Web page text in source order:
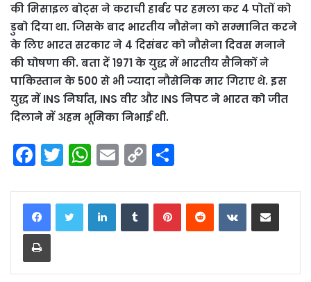
की मिसाइल बोट्स ने कराची हार्बर पर हमला कर 4 पोतों को
डुबो दिया था. जिसके बाद भारतीय नौसेना को सम्मानित करने
के लिए भारत सरकार ने 4 दिसंबर को नौसेना दिवस मनाने
की घोषणा की. बता दें 1971 के युद्ध में भारतीय सैनिकों ने
पाकिस्तान के 500 से भी ज्यादा नौसेनिक मार गिराए थे. इस
युद्ध में INS निर्घात, INS वीर और INS निपट ने भारत को जीत
दिलाने में अहम भूमिका निभाई थी.
F
a
c
e
b
o
T
w
itt
er
W
h
a
ts
p
E
m
ai
C
o
p
n
ar
LinkedInTumblrPinterestReddit VKontakteShare via Email
Print